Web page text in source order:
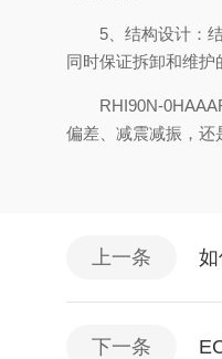
5、结构设计：结
同时保证拆卸和维护
RHI90N-
偏差、减震减振，还
上一条
下一条